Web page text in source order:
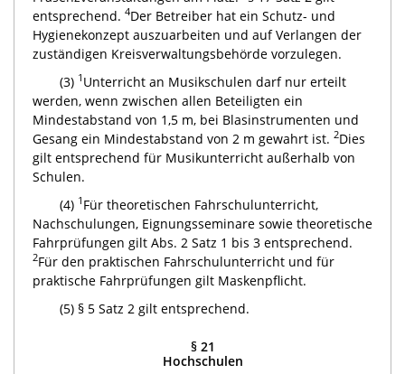
entsprechend. 4Der Betreiber hat ein Schutz- und
Hygienekonzept auszuarbeiten und auf Verlangen der
zuständigen Kreisverwaltungsbehörde vorzulegen.
(3) 1 Unterricht an Musikschulen darf nur erteilt
werden, wenn zwischen allen Beteiligten ein
Mindestabstand von 1,5 m, bei Blasinstrumenten und
Gesang ein Mindestabstand von 2 m gewahrt ist. 2Dies
gilt entsprechend für Musikunterricht außerhalb von
Schulen.
(4) 1 Für theoretischen Fahrschulunterricht,
Nachschulungen, Eignungsseminare sowie theoretische
Fahrprüfungen gilt Abs. 2 Satz 1 bis 3 entsprechend.
2Für den praktischen Fahrschulunterricht und für
praktische Fahrprüfungen gilt Maskenpflicht.
(5) § 5 Satz 2 gilt entsprechend.
§ 21
Hochschulen